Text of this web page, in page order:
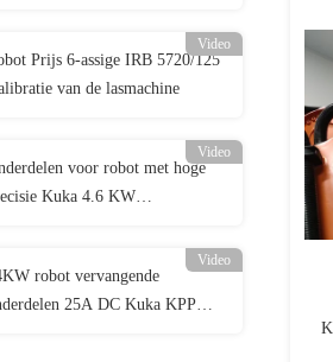
Video
Prijs 6-assige IRB 5720/125
van de lasmachine
Video
voor robot met hoge
Kuka 4.6 KW
Video
robot vervangende
25A DC Kuka KPP